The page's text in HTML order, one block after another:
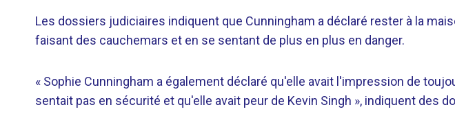
Les dossiers judiciaires indiquent que Cunningham a déclaré rester à la
faisant des cauchemars et en se sentant de plus en plus en danger.
« Sophie Cunningham a également déclaré qu'elle avait l'impression de
sentait pas en sécurité et qu'elle avait peur de Kevin Singh », indiquent des